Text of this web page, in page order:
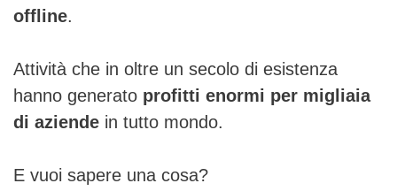
offline.
Attività che in oltre un secolo di esistenza
hanno generato profitti enormi per migliaia
di aziende in tutto mondo.
E vuoi sapere una cosa?